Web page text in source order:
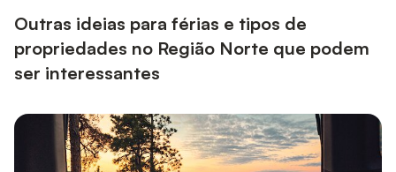
piscina ...
Outras ideias para férias e tipos de
propriedades no Região Norte que podem
ser interessantes